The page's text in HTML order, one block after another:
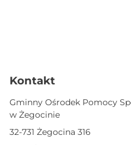
Kontakt
Gminny Ośrodek Pomocy
w Żegocinie
32-731 Żegocina 316